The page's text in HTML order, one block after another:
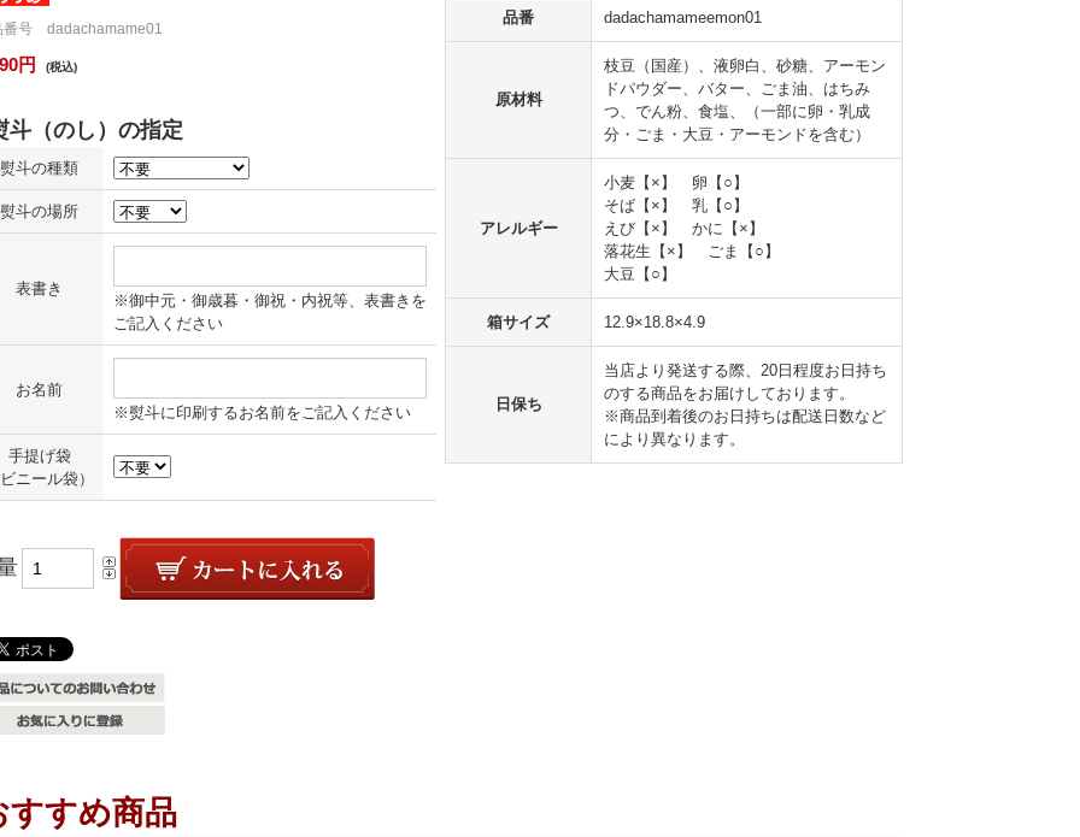
品番 dadachamameemon01
原材料
枝豆（国産）、液卵白、砂糖、アーモン
ドパウダー、バター、ごま油、はちみ
つ、でん粉、食塩、（一部に卵・乳成
分・ごま・大豆・アーモンドを含む）
アレルギー
小麦【×】 卵【○】
そば【×】 乳【○】
えび【×】 かに【×】
落花生【×】 ごま【○】
大豆【○】
箱サイズ 12.9×18.8×4.9
日保ち
当店より発送する際、20日程度お日持ち
のする商品をお届けしております。
※商品到着後のお日持ちは配送日数など
により異なります。
番号 dadachamame01
円 (税込)
熨斗の種類
熨斗の場所
表書き
※御中元・御歳暮・御祝・内祝等、表書きを
ご記入ください
お名前
※熨斗に印刷するお名前をご記入ください
手提げ袋
ニール袋）
すすめ商品